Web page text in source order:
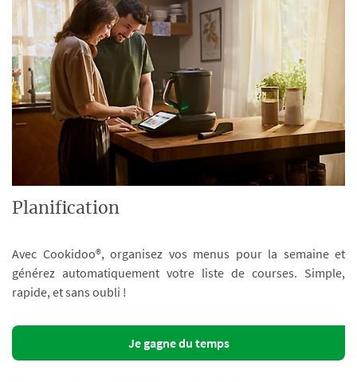
Planification
Avec Cookidoo®, organisez vos menus pour la semaine et
générez automatiquement votre liste de courses. Simple,
rapide, et sans oubli !
Je gagne du temps